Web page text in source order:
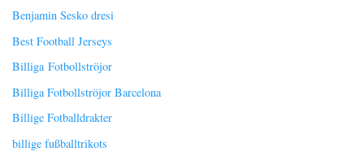
Benjamin Sesko dresi
Best Football Jerseys
Billiga Fotbollströjor
Billiga Fotbollströjor Barcelona
Billige Fotballdrakter
billige fußballtrikots